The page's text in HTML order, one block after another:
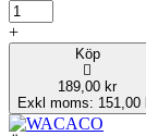
+
Köp
189,00 kr
Exkl moms: 151,00